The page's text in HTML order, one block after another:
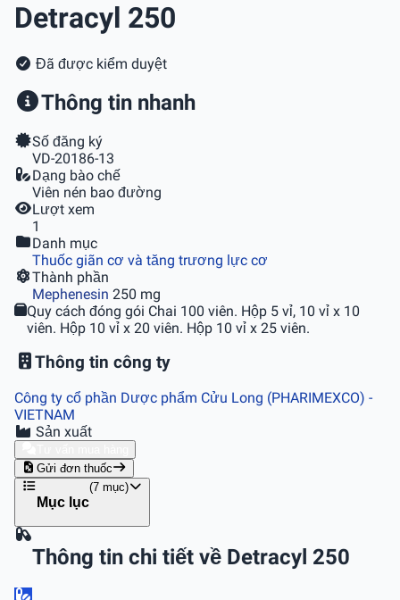
Detracyl 250
Đã được kiểm duyệt
Thông tin nhanh
Số đăng ký
VD-20186-13
Dạng bào chế
Viên nén bao đường
Lượt xem
1
Danh mục
Thuốc giãn cơ và tăng trương lực cơ
Thành phần
Mephenesin 250 mg
Quy cách đóng gói Chai 100 viên. Hộp 5 vỉ, 10 vỉ x 10
viên. Hộp 10 vỉ x 20 viên. Hộp 10 vỉ x 25 viên.
Thông tin công ty
Công ty cổ phần Dược phẩm Cửu Long (PHARIMEXCO) -
VIETNAM
Sản xuất
Gửi đơn thuốc
Mục lục
(7 mục)
Thông tin chi tiết về Detracyl 250